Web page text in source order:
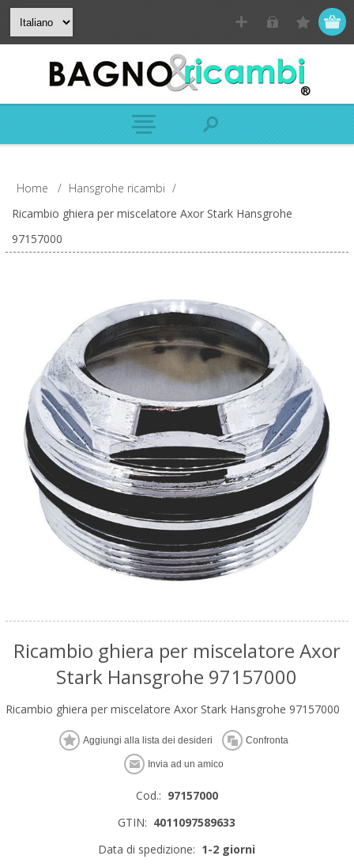
Home / Hansgrohe ricambi /
Ricambio ghiera per miscelatore Axor Stark Hansgrohe
97157000
Ricambio ghiera per miscelatore Axor
Stark Hansgrohe 97157000
Ricambio ghiera per miscelatore Axor Stark Hansgrohe 97157000
Cod.: 97157000
GTIN: 4011097589633
Data di spedizione: 1-2 giorni